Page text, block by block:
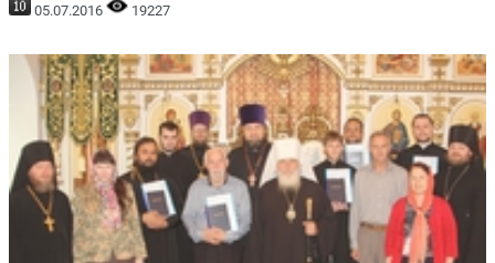
05.07.2016 19227